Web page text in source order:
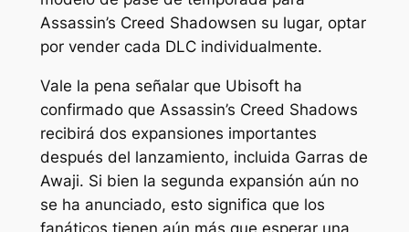
Assassin’s Creed Shadowsen su lugar, optar
por vender cada DLC individualmente.
Vale la pena señalar que Ubisoft ha
confirmado que Assassin’s Creed Shadows
recibirá dos expansiones importantes
después del lanzamiento, incluida Garras de
Awaji. Si bien la segunda expansión aún no
se ha anunciado, esto significa que los
fanáticos tienen aún más que esperar una